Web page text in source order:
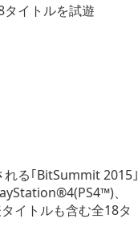
れる｢BitSummit 2015｣
、
イトルも含む全18タ